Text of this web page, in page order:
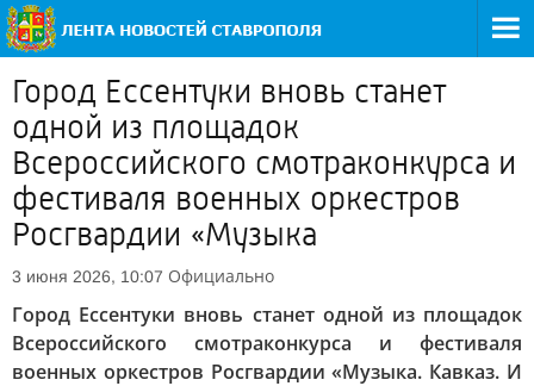
Город Ессентуки вновь станет
одной из площадок
Всероссийского смотраконкурса и
фестиваля военных оркестров
Росгвардии «Музыка
3 июня 2026, 10:07 Официально
Город Ессентуки вновь станет одной из площадок
Всероссийского смотраконкурса и фестиваля
военных оркестров Росгвардии «Музыка. Кавказ. И